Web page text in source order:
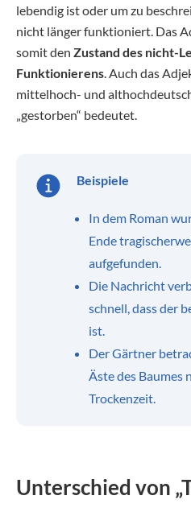
lebendig ist oder um zu
nicht länger funktioniert. Das
somit den Zustand des nicht-
Funktionierens. Auch das
mittelhoch- und
„gestorben“ bedeutet.
Beispiele
In dem Roman
Ende
aufgefunden.
Die Nachricht
schnell, dass der
ist.
Der Gärtner
Äste des Baumes
Trockenzeit.
Unterschied von